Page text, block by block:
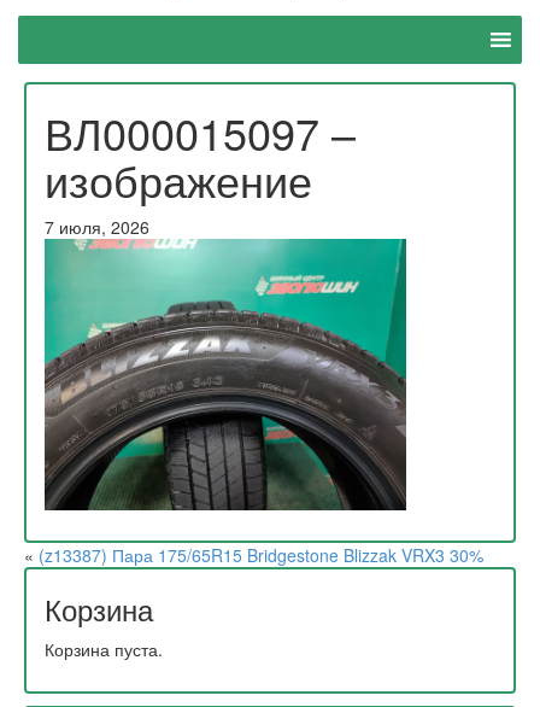
ВЛ000015097 –
изображение
7 июля, 2026
« (z13387) Пара 175/65R15 Bridgestone Blizzak VRX3 30%
Корзина
Корзина пуста.